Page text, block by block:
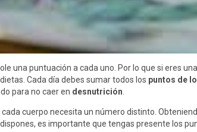
una puntuación a cada uno. Por lo que si eres
Cada día debes sumar todos los puntos de
para no caer en desnutrición
cuerpo necesita un número distinto.
es importante que tengas presente los